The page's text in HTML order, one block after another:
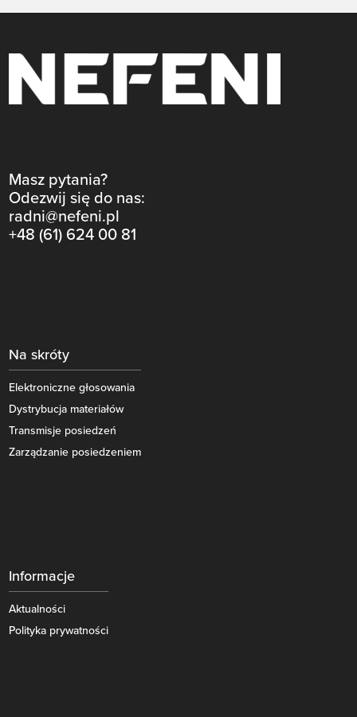
Masz pytania?
Odezwij się do nas:
radni@nefeni.pl
+48 (61) 624 00 81
Na skróty
Elektroniczne głosowania
Dystrybucja materiałów
Transmisje posiedzeń
Zarządzanie posiedzeniem
Informacje
Aktualności
Polityka prywatności